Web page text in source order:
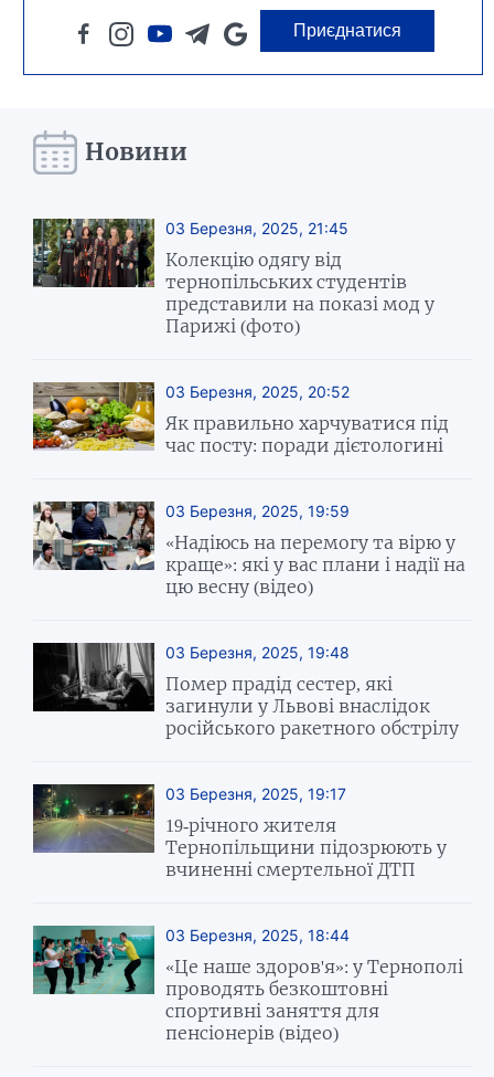
Приєднатися
Новини
03 Березня, 2025, 21:45
Колекцію одягу від
тернопільських студентів
представили на показі мод у
Парижі (фото)
03 Березня, 2025, 20:52
Як правильно харчуватися під
час посту: поради дієтологині
03 Березня, 2025, 19:59
«Надіюсь на перемогу та вірю у
краще»: які у вас плани і надії на
цю весну (відео)
03 Березня, 2025, 19:48
Помер прадід сестер, які
загинули у Львові внаслідок
російського ракетного обстрілу
03 Березня, 2025, 19:17
19-річного жителя
Тернопільщини підозрюють у
вчиненні смертельної ДТП
03 Березня, 2025, 18:44
«Це наше здоров'я»: у Тернополі
проводять безкоштовні
спортивні заняття для
пенсіонерів (відео)